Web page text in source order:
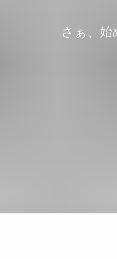
さぁ、始